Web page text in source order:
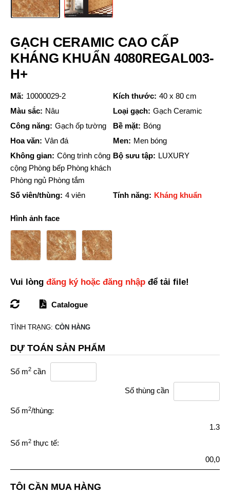
GẠCH CERAMIC CAO CẤP
KHÁNG KHUẨN 4080REGAL003-
H+
Mã: 10000029-2 Kích thước: 40 x 80 cm
Màu sắc: Nâu Loại gạch: Gạch Ceramic
Công năng: Gạch ốp tường Bề mặt: Bóng
Hoa văn: Vân đá Men: Men bóng
Không gian: Công trình công
cộng Phòng bếp Phòng khách
Phòng ngủ Phòng tắm
Bộ sưu tập: LUXURY
Số viên/thùng: 4 viên Tính năng: Kháng khuẩn
Hình ảnh face
Vui lòng đăng ký hoặc đăng nhập để tải file!
Catalogue
TÌNH TRẠNG: CÒN HÀNG
DỰ TOÁN SẢN PHẨM
Số m2 cần
Số thùng cần
Số m2/thùng:
1.3
Số m2 thực tế:
00,0
TÔI CẦN MUA HÀNG